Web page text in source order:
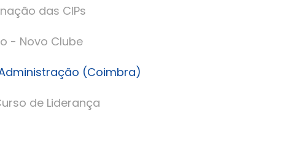
das CIPs
- Novo Clube
(Coimbra)
de Liderança